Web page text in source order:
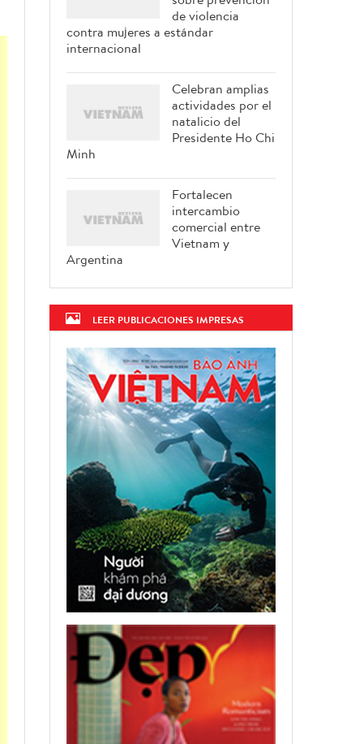
de violencia
contra mujeres a estándar
internacional
Celebran amplias
actividades por el
natalicio del
Presidente Ho Chi
Minh
Fortalecen
intercambio
comercial entre
Vietnam y
Argentina
LEER PUBLICACIONES IMPRESAS